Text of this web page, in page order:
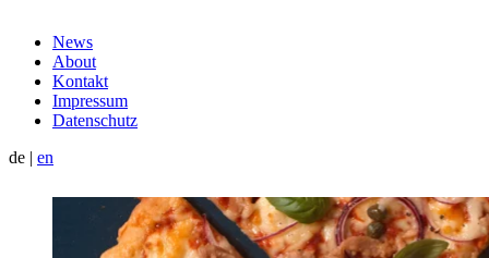
News
About
Kontakt
Impressum
Datenschutz
de | en